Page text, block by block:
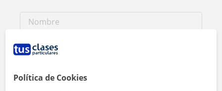
Política de Cookies